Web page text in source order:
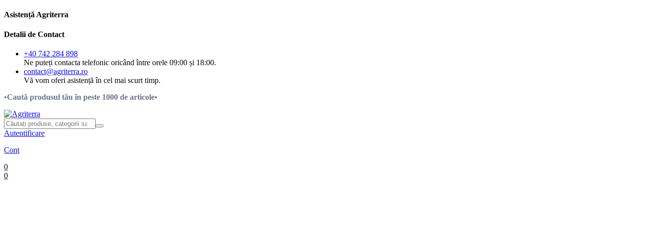
Asistență Agriterra
Detalii de Contact
+40 742 284 898
Ne puteți contacta telefonic oricând între orele 09:00 și 18:00.
contact@agriterra.ro
Vă vom oferi asistență în cel mai scurt timp.
•Caută produsul tău în peste 1000 de articole•
Autentificare
Cont
0
0